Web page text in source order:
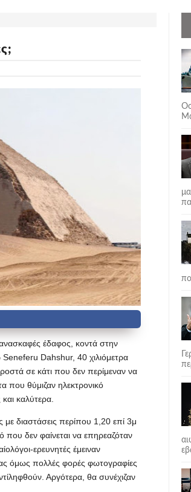
έδαφος, κοντά στην
Dahshur, 40 χιλιόμετρα
σε κάτι που δεν περίμεναν να
που θύμιζαν ηλεκτρονικό
καλύτερα.
διαστάσεις περίπου 1,20 επί 3μ
που δεν φαίνεται να επηρεαζόταν
ερευνητές έμειναν
όμως πολλές φορές φωτογραφίες
Αργότερα, θα συνέχιζαν